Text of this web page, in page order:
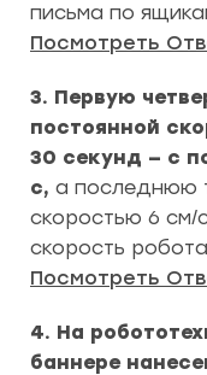
письма по
Посмотреть
3. Первую
постоянной
30 секунд — с
с, а последнюю
скоростью 6
скорость
Посмотреть
4. На
баннере